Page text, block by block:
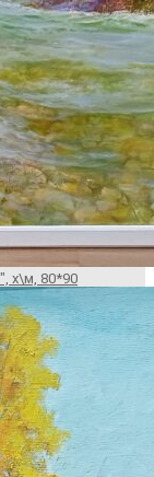
х\м, 80*90